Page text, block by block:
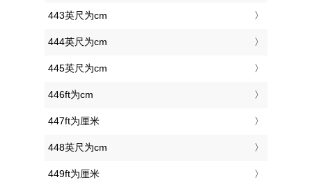
443英尺为cm
444英尺为cm
445英尺为cm
446ft为cm
447ft为厘米
448英尺为cm
449ft为厘米